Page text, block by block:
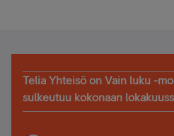
Telia Yhteisö on Vain luku -
sulkeutuu kokonaan